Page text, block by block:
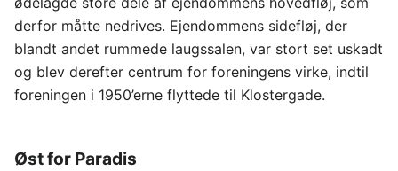
derfor måtte nedrives. Ejendommens sidefløj, der
blandt andet rummede laugssalen, var stort set uskadt
og blev derefter centrum for foreningens virke, indtil
foreningen i 1950’erne flyttede til Klostergade.
Øst for Paradis